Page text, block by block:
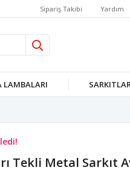
Sipariş Takibi Yardım
LAMBALARI
Tekli Metal Sarkıt